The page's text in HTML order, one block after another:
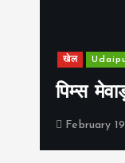
खेल
पिम्स
February